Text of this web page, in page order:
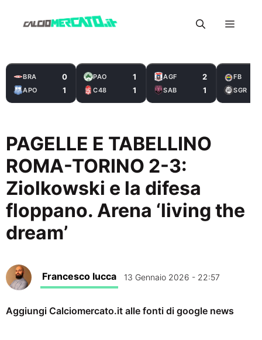
Menu
BRA 0
APO 1
PAO 1
C48 1
AGF 2
SAB 1
FB
SGR
PAGELLE E TABELLINO
ROMA-TORINO 2-3:
Ziolkowski e la difesa
floppano. Arena ‘living the
dream’
Francesco Iucca 13 Gennaio 2026 - 22:57
Aggiungi Calciomercato.it alle fonti di google news